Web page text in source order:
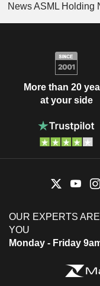
News ASML Holding
More than 20
at your side
OUR EXPERTS
YOU
Monday - Friday